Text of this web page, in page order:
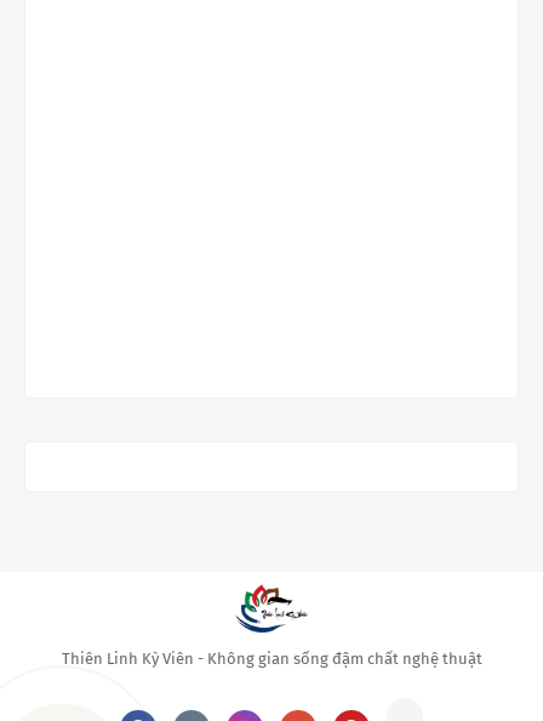
Thiên Linh Kỳ Viên - Không gian sống đậm chất nghệ thuật